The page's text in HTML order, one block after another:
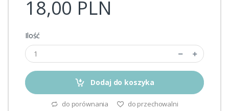
18,00 PLN
Ilość
Dodaj do koszyka
do porównania do przechowalni